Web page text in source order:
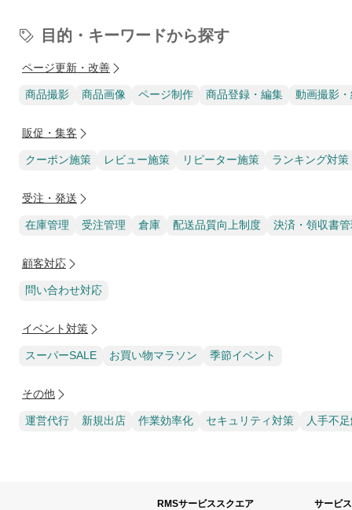
目的・キーワードから探す
ページ更新・改善
商品撮影 商品画像 ページ制作 商品登録・編集 動画撮影
販促・集客
クーポン施策 レビュー施策 リピーター施策 ランキング対策
受注・発送
在庫管理 受注管理 倉庫 配送品質向上制度 決済・領収書
顧客対応
問い合わせ対応
イベント対策
スーパーSALE お買い物マラソン 季節イベント
その他
運営代行 新規出店 作業効率化 セキュリティ対策 人手不
RMSサービススクエア サービ